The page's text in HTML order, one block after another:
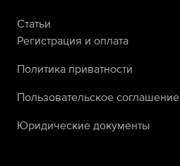
Статьи
Регистрация и оплата
Политика приватности
Пользовательское соглашение
Юридические документы